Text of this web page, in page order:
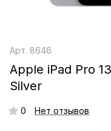
Арт. 8646
Apple iPad Pro
Silver
0 Нет отзывов